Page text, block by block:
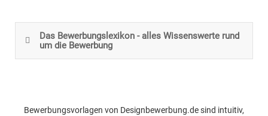
Das Bewerbungslexikon - alles Wissenswerte rund
um die Bewerbung
Bewerbungsvorlagen von Designbewerbung.de sind intuitiv,